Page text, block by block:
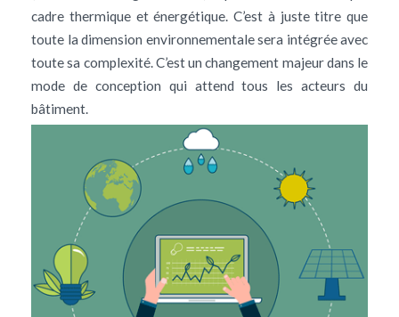
cadre thermique et énergétique. C’est à juste titre que
toute la dimension environnementale sera intégrée avec
toute sa complexité. C’est un changement majeur dans le
mode de conception qui attend tous les acteurs du
bâtiment.